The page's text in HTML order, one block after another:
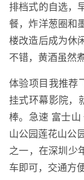
排档式的自选，
餐，炸洋葱圈和
楼改造后成为休
不错，黄酒虽然
体验项目我推荐
挂式环幕影院，
棒。急速 富士
山公园莲花山公
之一，在深圳少
车即可，交通方